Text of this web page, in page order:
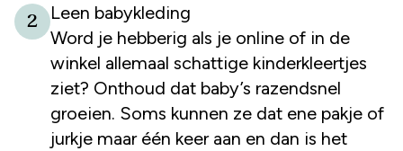
2
Leen babykleding
Word je hebberig als je online of in de
winkel allemaal schattige kinderkleertjes
ziet? Onthoud dat baby’s razendsnel
groeien. Soms kunnen ze dat ene pakje of
jurkje maar één keer aan en dan is het